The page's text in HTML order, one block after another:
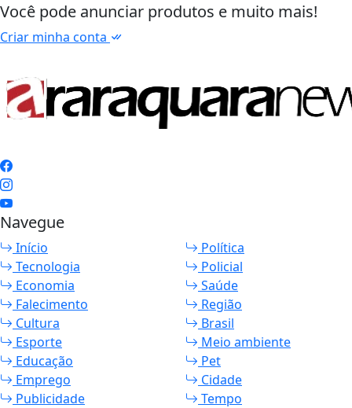
Você pode anunciar produtos e muito mais!
Criar minha conta
Navegue
Início
Política
Tecnologia
Policial
Economia
Saúde
Falecimento
Região
Cultura
Brasil
Esporte
Meio ambiente
Educação
Pet
Emprego
Cidade
Publicidade
Tempo